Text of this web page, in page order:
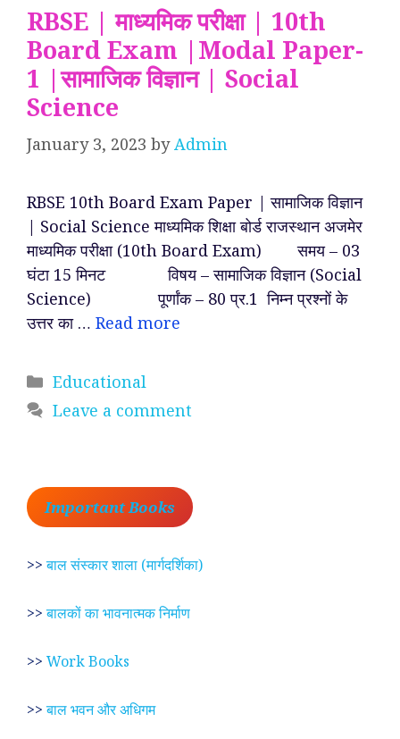
RBSE | माध्यमिक परीक्षा | 10th
Board Exam |Modal Paper-
1 |सामाजिक विज्ञान | Social
Science
January 3, 2023 byAdmin
RBSE 10th Board Exam Paper | सामाजिक विज्ञान
| Social Science माध्यमिक शिक्षा बोर्ड राजस्थान अजमेर
माध्यमिक परीक्षा (10th Board Exam) समय – 03
घंटा 15 मिनट विषय – सामाजिक विज्ञान (Social
Science) पूर्णांक – 80 प्र.1 निम्न प्रश्नों के
उत्तर का … Read more
Categories
Educational
Leave a comment
Important Books
>>बाल संस्कार शाला (मार्गदर्शिका)
>>बालकों का भावनात्मक निर्माण
>> Work Books
>>बाल भवन और अधिगम